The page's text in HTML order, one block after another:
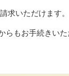
求いただけます。
もお手続きいた